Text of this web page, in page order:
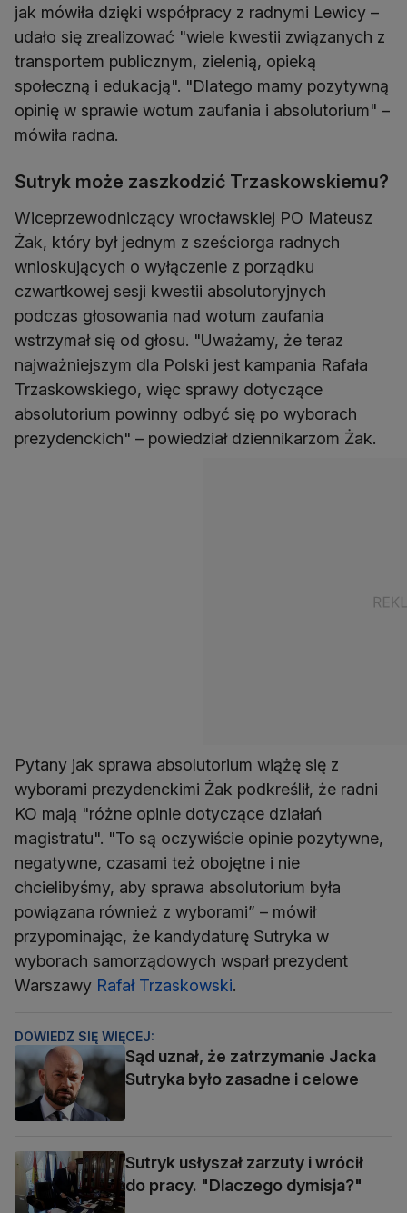
jak mówiła dzięki współpracy z radnymi Lewicy –
udało się zrealizować "wiele kwestii związanych z
transportem publicznym, zielenią, opieką
społeczną i edukacją". "Dlatego mamy pozytywną
opinię w sprawie wotum zaufania i absolutorium" –
mówiła radna.
Sutryk może zaszkodzić Trzaskowskiemu?
Wiceprzewodniczący wrocławskiej PO Mateusz
Żak, który był jednym z sześciorga radnych
wnioskujących o wyłączenie z porządku
czwartkowej sesji kwestii absolutoryjnych
podczas głosowania nad wotum zaufania
wstrzymał się od głosu. "Uważamy, że teraz
najważniejszym dla Polski jest kampania Rafała
Trzaskowskiego, więc sprawy dotyczące
absolutorium powinny odbyć się po wyborach
prezydenckich" – powiedział dziennikarzom Żak.
Pytany jak sprawa absolutorium wiążę się z
wyborami prezydenckimi Żak podkreślił, że radni
KO mają "różne opinie dotyczące działań
magistratu". "To są oczywiście opinie pozytywne,
negatywne, czasami też obojętne i nie
chcielibyśmy, aby sprawa absolutorium była
powiązana również z wyborami” – mówił
przypominając, że kandydaturę Sutryka w
wyborach samorządowych wsparł prezydent
Warszawy Rafał Trzaskowski.
DOWIEDZ SIĘ WIĘCEJ:
Sąd uznał, że zatrzymanie Jacka
Sutryka było zasadne i celowe
Sutryk usłyszał zarzuty i wrócił
do pracy. "Dlaczego dymisja?"